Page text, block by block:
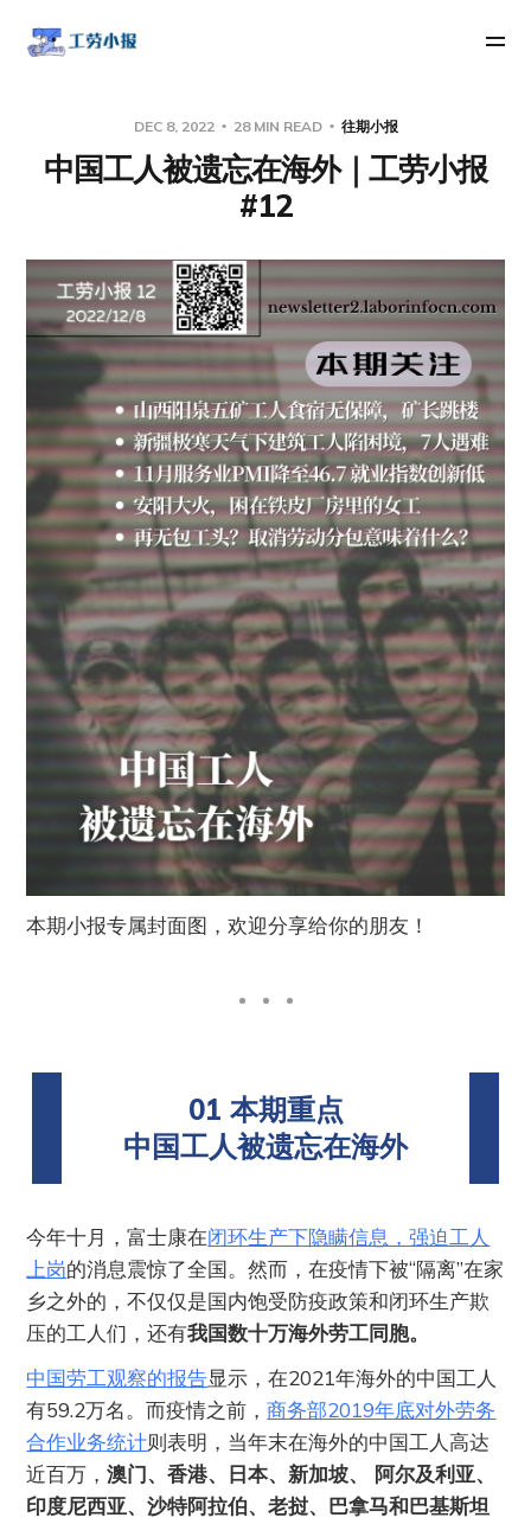
DEC 8, 2022 28 MIN READ 往期小报
中国工人被遗忘在海外｜工劳小报
#12
本期小报专属封面图，欢迎分享给你的朋友！
01 本期重点
中国工人被遗忘在海外
今年十月，富士康在闭环生产下隐瞒信息，强迫工人
上岗的消息震惊了全国。然而，在疫情下被“隔离”在家
乡之外的，不仅仅是国内饱受防疫政策和闭环生产欺
压的工人们，还有我国数十万海外劳工同胞。
中国劳工观察的报告显示，在2021年海外的中国工人
有59.2万名。而疫情之前，商务部2019年底对外劳务
合作业务统计则表明，当年末在海外的中国工人高达
近百万，澳门、香港、日本、新加坡、 阿尔及利亚、
印度尼西亚、沙特阿拉伯、老挝、巴拿马和巴基斯坦